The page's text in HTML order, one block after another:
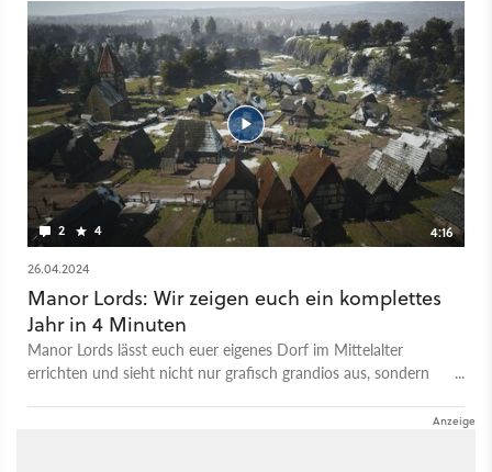
die Vorfreude immer weiter gesteigert, auf Steam kletterte es
an die Spitze der globalen Wishlist-Rangliste. Jetzt ist es
endlich da, wenn auch erst einmal als Early-Access. Ihr könnt
aber bereits unbegrenzt spielen und im 14. Jahrhundert ein
Dörfchen bauen, das so natürlich wirkt, wie in kaum einem
anderen Aufbauspiel. Außerdem bietet Manor Lords
strategische Schlachten mit zahlreichen Einheiten. Der größte
Nachteil ist bislang, dass das Spiel noch eine Weile
weiterentwickelt werden muss, bevor es sich wirklich fertig
anfühlt. Bleibt zu hoffen, dass das dieses Mal keine weiteren
sieben Jahre dauern wird.
2 4
4:16
26.04.2024
Manor Lords: Wir zeigen euch ein komplettes
Jahr in 4 Minuten
Manor Lords lässt euch euer eigenes Dorf im Mittelalter
errichten und sieht nicht nur grafisch grandios aus, sondern
verschiedenen Jahreszeiten die kommen und gehen, und dabei